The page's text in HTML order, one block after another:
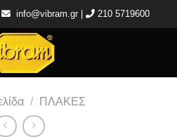
info@vibram.gr 210 5719600
/ ΠΛΑΚΕΣ